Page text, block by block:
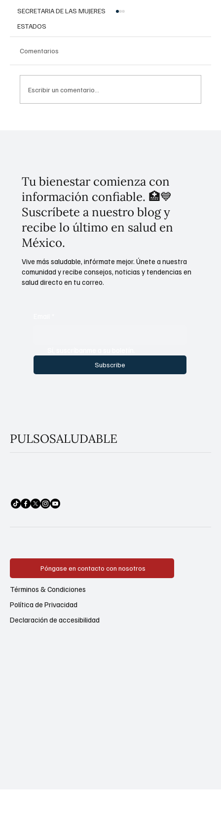
SECRETARIA DE LAS MUJERES
ESTADOS
Comentarios
Escribir un comentario...
Tu bienestar comienza con
información confiable. 🏥💙
Suscríbete a nuestro blog y
recibe lo último en salud en
México.
Subscribe
Vive más saludable, infórmate mejor. Únete a nuestra
comunidad y recibe consejos, noticias y tendencias en
salud directo en tu correo.
PULSOSALUDABLE
Póngase en contacto con nosotros
Política de Privacidad
Términos & Condiciones
Declaración de accesibilidad